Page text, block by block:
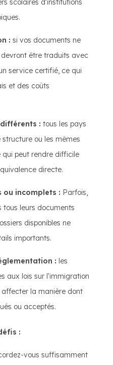
scolaires d'institutions
: si vos documents ne
être traduits avec
service certifié, ce qui
et des coûts
: tous les pays
ou les mêmes
qui peut rendre difficile
directe.
ou incomplets : Parfois,
leurs documents
disponibles ne
importants.
: les
aux lois sur l'immigration
la manière dont
ou acceptés.
:
vous suffisamment